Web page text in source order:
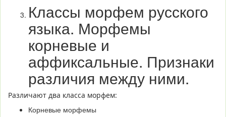
Классы морфем русского
языка. Морфемы
корневые и
аффиксальные. Признаки
различия между ними.
Различают два класса морфем:
Корневые морфемы